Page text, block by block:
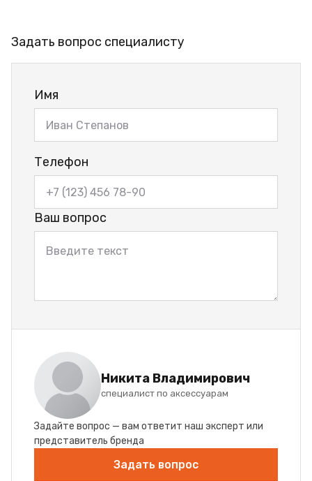
Задать вопрос специалисту
Имя
Телефон
Ваш вопрос
Никита Владимирович
специалист по аксессуарам
Задайте вопрос — вам ответит наш эксперт или
представитель бренда
Задать вопрос